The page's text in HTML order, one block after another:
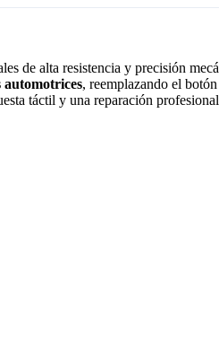
de alta resistencia y precisión
automotrices, reemplazando el
táctil y una reparación